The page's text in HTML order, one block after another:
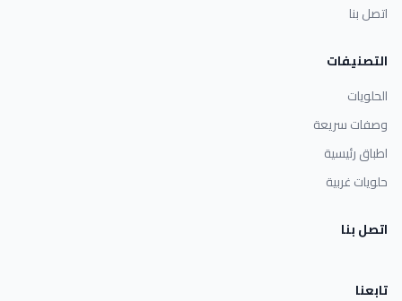
اتصل بنا
التصنيفات
الحلويات
وصفات سريعة
اطباق رئيسية
حلويات غربية
اتصل بنا
تابعنا